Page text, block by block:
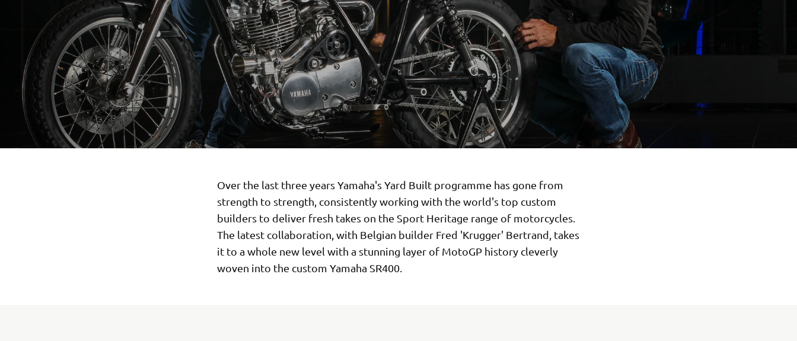
Over the last three years Yamaha's Yard Built programme has gone from
strength to strength, consistently working with the world's top custom
builders to deliver fresh takes on the Sport Heritage range of motorcycles.
The latest collaboration, with Belgian builder Fred 'Krugger' Bertrand, takes
it to a whole new level with a stunning layer of MotoGP history cleverly
woven into the custom Yamaha SR400.